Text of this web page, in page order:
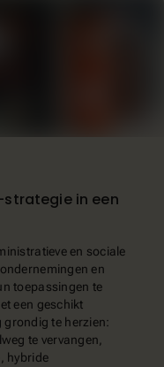
strategie in een
en sociale
en
toepassingen te
een geschikt
grondig te herzien:
te vervangen,
hybride